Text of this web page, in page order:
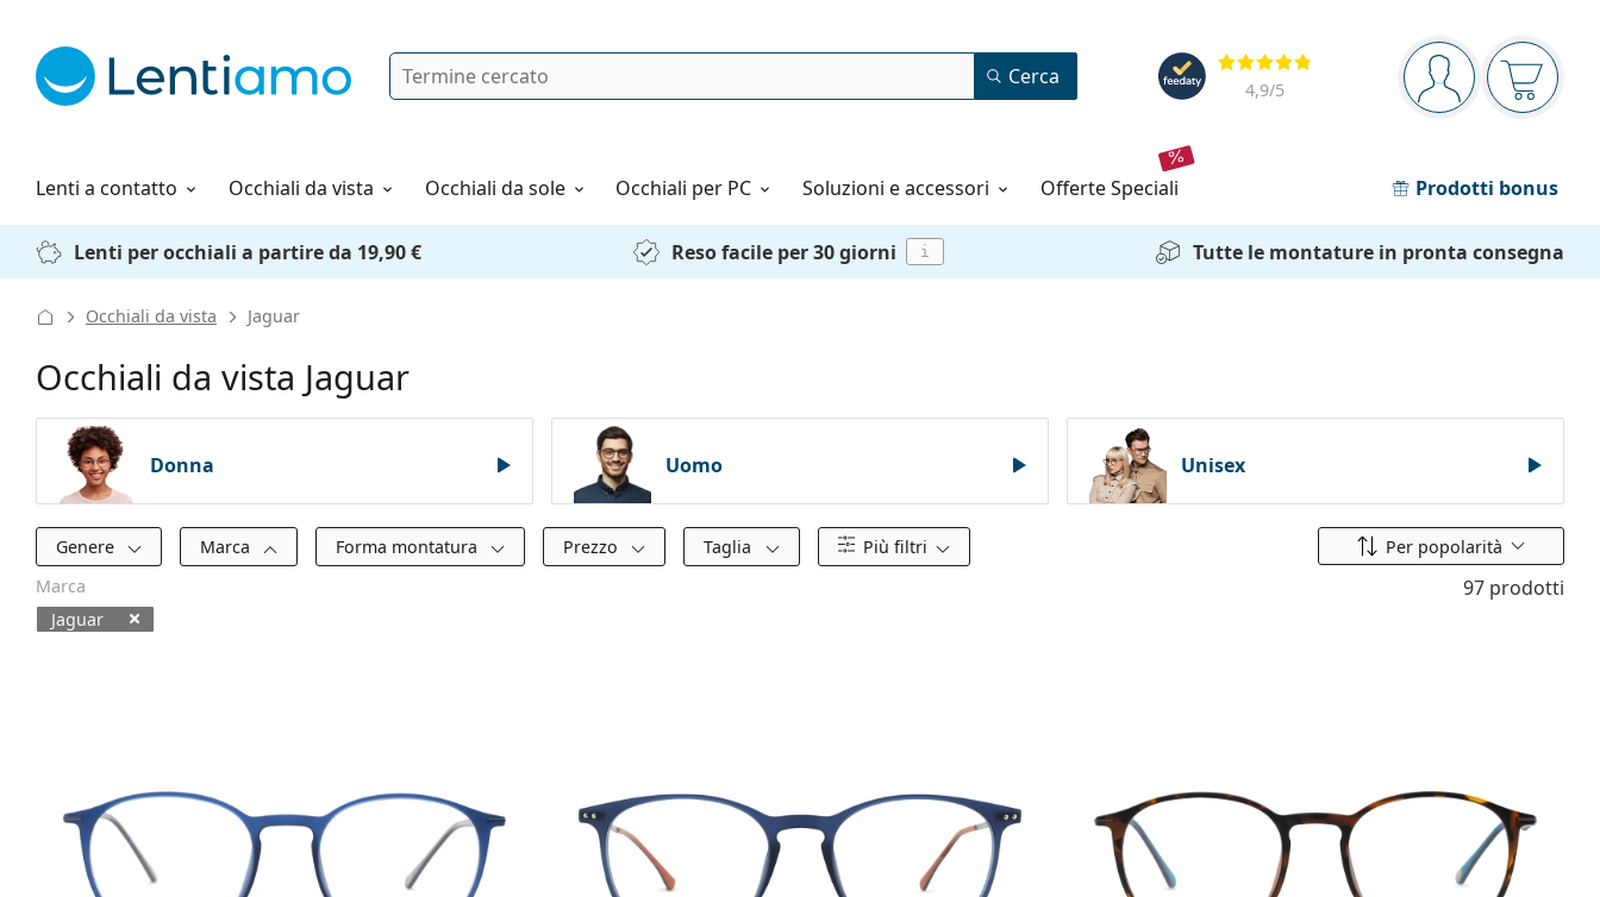
Barra di navigazione
sei connesso
Il
Valutazione
4,9/5
Ricerca Cerca
Lenti a contatto
Soluzioni Occhiali da vista Occhiali da sole Occhiali per PC Soluzioni e accessori offerte speciali Prodotti bonus
Tutto sugli acquisti
Lenti per occhiali a partire da 19,90 € Reso facile per 30 giorni i Tutte le montature in pronta consegna
Occhiali da vista Jaguar
Occhiali da vista Jaguar
Donna Uomo Unisex
Filtri
Genere Marca Forma montatura Prezzo Taglia Più filtri Riordina per
Per popolarità
Marca
Jaguar
97 prodotti